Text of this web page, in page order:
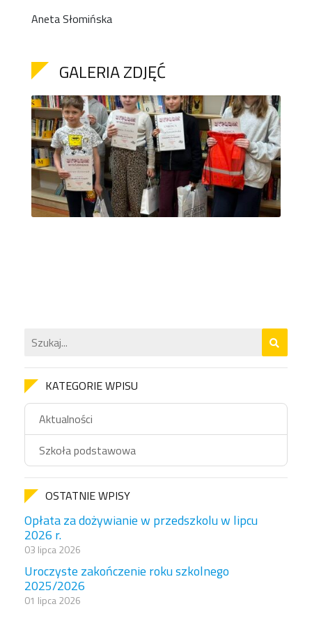
Aneta Słomińska
GALERIA ZDJĘĆ
KATEGORIE WPISU
Aktualności
Szkoła podstawowa
OSTATNIE WPISY
Opłata za dożywianie w przedszkolu w lipcu
2026 r.
03 lipca 2026
Uroczyste zakończenie roku szkolnego
2025/2026
01 lipca 2026